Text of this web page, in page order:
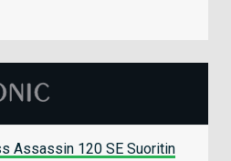
Assassin 120 SE Suoritin